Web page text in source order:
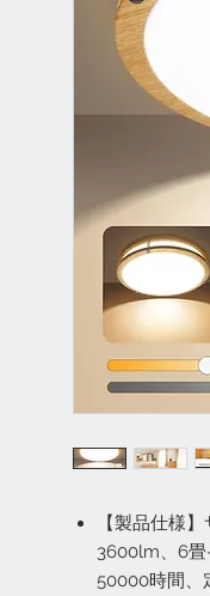
【製品仕様
3600lm、6畳
50000時間